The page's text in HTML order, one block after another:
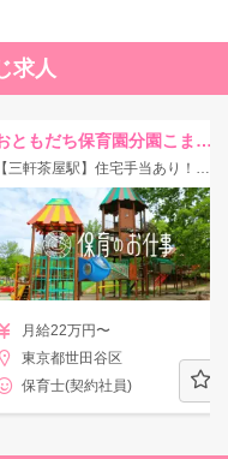
求人
おともだち保育園分園こまつなぎ
【三軒茶屋駅】住宅手当あり！昇給・賞与あり♪固定時間勤務★家庭的な雰囲気の保育園！
月給22万円〜
東京都世田谷区
保育士(契約社員)